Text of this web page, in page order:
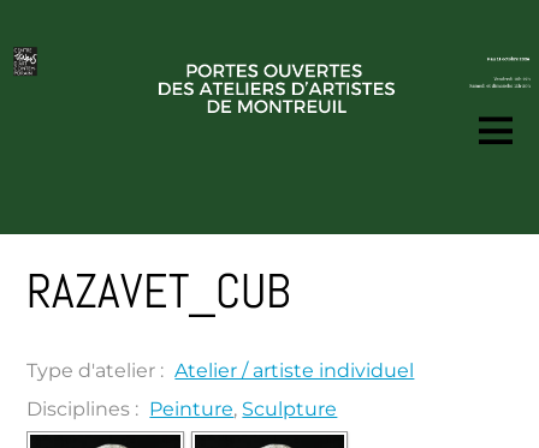
RAZAVET_CUB
Type d'atelier : Atelier / artiste individuel
Disciplines : Peinture, Sculpture